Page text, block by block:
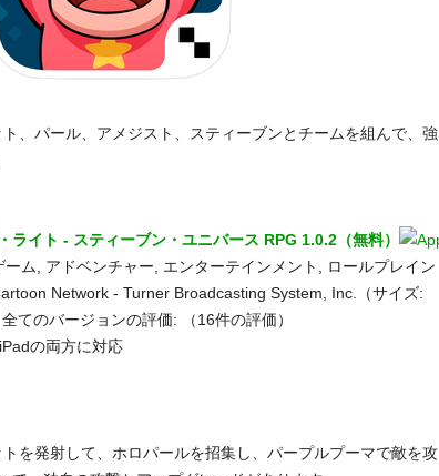
、パール、アメジスト、スティーブンとチームを組んで、強
ライト - スティーブン・ユニバース RPG 1.0.2（無料）
ム, アドベンチャー, エンターテインメント, ロールプレイン
Network - Turner Broadcasting System, Inc.（サイズ:
てのバージョンの評価:
（16件の評価）
の両方に対応
を発射して、ホロパールを招集し、パープルプーマで敵を攻